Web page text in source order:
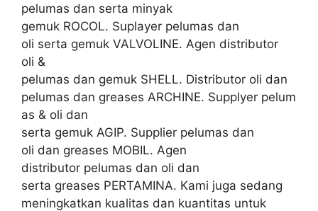
pelumas dan serta minyak
gemuk ROCOL. Suplayer pelumas dan
oli serta gemuk VALVOLINE. Agen distributor
oli &
pelumas dan gemuk SHELL. Distributor oli dan
pelumas dan greases ARCHINE. Supplyer pelum
as & oli dan
serta gemuk AGIP. Supplier pelumas dan
oli dan greases MOBIL. Agen
distributor pelumas dan oli dan
serta greases PERTAMINA. Kami juga sedang
meningkatkan kualitas dan kuantitas untuk